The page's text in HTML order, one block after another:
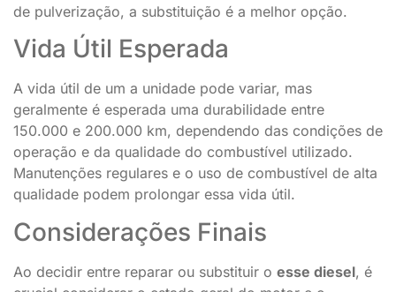
de pulverização, a substituição é a melhor opção.
Vida Útil Esperada
A vida útil de um a unidade pode variar, mas
geralmente é esperada uma durabilidade entre
150.000 e 200.000 km, dependendo das condições de
operação e da qualidade do combustível utilizado.
Manutenções regulares e o uso de combustível de alta
qualidade podem prolongar essa vida útil.
Considerações Finais
Ao decidir entre reparar ou substituir o esse diesel, é